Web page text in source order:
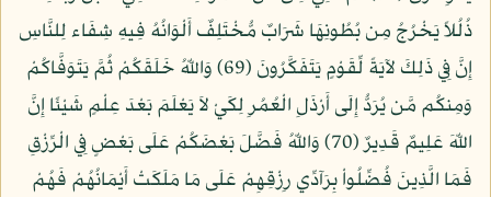
ذُلُلاً يَخْرُجُ مِن بُطُونِهَا شَرَابٌ مُّخْتَلِفٌ أَلْوَانُهُ فِيهِ شِفَاء لِلنَّاسِ
إِنَّ فِي ذَلِكَ لآيَةً لِّقَوْمٍ يَتَفَكَّرُونَ (69) وَاللّهُ خَلَقَكُمْ ثُمَّ يَتَوَفَّاكُمْ
وَمِنكُم مَّن يُرَدُّ إِلَى أَرْذَلِ الْعُمُرِ لِكَيْ لاَ يَعْلَمَ بَعْدَ عِلْمٍ شَيْئًا إِنَّ
اللّهَ عَلِيمٌ قَدِيرٌ (70) وَاللّهُ فَضَّلَ بَعْضَكُمْ عَلَى بَعْضٍ فِي الْرِّزْقِ
فَمَا الَّذِينَ فُضِّلُواْ بِرَآدِّي رِزْقِهِمْ عَلَى مَا مَلَكَتْ أَيْمَانُهُمْ فَهُمْ